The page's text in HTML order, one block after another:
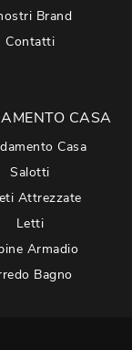
Brand
Contatti
CASA
Casa
Salotti
Attrezzate
Letti
Armadio
Bagno